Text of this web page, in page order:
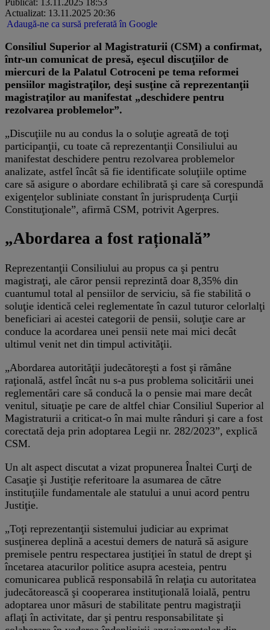
Actualizat: 13.11.2025 20:36
Adaugă-ne ca sursă preferată în Google
Consiliul Superior al Magistraturii (CSM) a confirmat,
într-un comunicat de presă, eşecul discuţiilor de
miercuri de la Palatul Cotroceni pe tema reformei
pensiilor magistraţilor, deşi susţine că reprezentanţii
magistraţilor au manifestat „deschidere pentru
rezolvarea problemelor”.
„Discuţiile nu au condus la o soluţie agreată de toţi
participanţii, cu toate că reprezentanţii Consiliului au
manifestat deschidere pentru rezolvarea problemelor
analizate, astfel încât să fie identificate soluţiile optime
care să asigure o abordare echilibrată şi care să corespundă
exigenţelor subliniate constant în jurisprudenţa Curţii
Constituţionale”, afirmă CSM, potrivit Agerpres.
„Abordarea a fost rațională”
Reprezentanţii Consiliului au propus ca şi pentru
magistraţi, ale căror pensii reprezintă doar 8,35% din
cuantumul total al pensiilor de serviciu, să fie stabilită o
soluţie identică celei reglementate în cazul tuturor celorlalţi
beneficiari ai acestei categorii de pensii, soluţie care ar
conduce la acordarea unei pensii nete mai mici decât
ultimul venit net din timpul activităţii.
„Abordarea autorităţii judecătoreşti a fost şi rămâne
raţională, astfel încât nu s-a pus problema solicitării unei
reglementări care să conducă la o pensie mai mare decât
venitul, situaţie pe care de altfel chiar Consiliul Superior al
Magistraturii a criticat-o în mai multe rânduri şi care a fost
corectată deja prin adoptarea Legii nr. 282/2023”, explică
CSM.
Un alt aspect discutat a vizat propunerea Înaltei Curţi de
Casaţie şi Justiţie referitoare la asumarea de către
instituţiile fundamentale ale statului a unui acord pentru
Justiţie.
„Toţi reprezentanţii sistemului judiciar au exprimat
susţinerea deplină a acestui demers de natură să asigure
premisele pentru respectarea justiţiei în statul de drept şi
încetarea atacurilor politice asupra acesteia, pentru
comunicarea publică responsabilă în relaţia cu autoritatea
judecătorească şi cooperarea instituţională loială, pentru
adoptarea unor măsuri de stabilitate pentru magistraţii
aflaţi în activitate, dar şi pentru responsabilitate şi